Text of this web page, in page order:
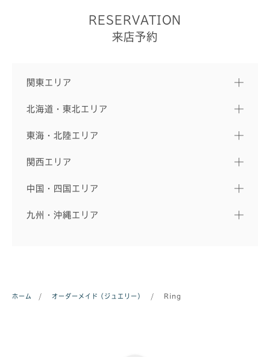
RESERVATION
来店予約
関東エリア
北海道・東北エリア
東海・北陸エリア
関西エリア
中国・四国エリア
九州・沖縄エリア
ホーム / オーダーメイド（ジュエリー） / Ring